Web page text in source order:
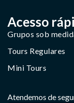
Acesso
Grupos sob
Tours Regulares
Mini Tours
Atendemos de